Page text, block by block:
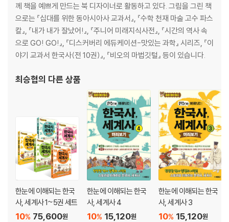
세계사1 - 국제연합 UN - 세계만방에 평화와 안전을…
세계사2 - 중화인민공화국 출범과 마오쩌둥 시대 개막
한국사1 - 해방과 함께 찾아온 비극, 민족 분단
한국사3 - 실패한 반민족행위특별조사위원회(반민특위) 활동
6. 냉전, 미국과 소련의 극한 경쟁 / 제1공화국과 한국전쟁, 그리고 4·19
세계사1 - 냉전의 시작 - 미국과 소련의 대결
세계사2 - 소련 우주선 스푸트니크 발사와 미국의 변화
한국사1 - 대한민국 제1공화국이 출범하다
한국사2 - 형제의 심장을 겨눈 총칼 - 6·25전쟁 발발
한국사3 - 권력의 몰락 - 3·15부정선거와 4·19 혁명
7. 미국의 쿠바 봉쇄 · 중동의 화약고와 석유파동 / 5·16군사정변과 군사
께 책을 예쁘게 만드는 북 디자이너로 활동하고 있다. 그림을 그린 책
으로는 『십대를 위한 동아시아사 교과서』, 『수학 천재 마술 고수 파스
칼』, 『내가 내가 잘났어!』, 『주니어 미래지식사전』, 『시간의 역사 속
으로 GO! GO!』, 『디스커버리 에듀케이션-맛있는 과학』 시리즈, 『이
야기 교과서 한국사(전 10권)』, 『비오의 마법깃털』 등이 있습니다.
최승협의 다른 상품
한눈에 이해되는 한국
사, 세계사 1~5권 세트
75,600원
10%
한눈에 이해되는 한국
사, 세계사 4
15,120원
10%
한눈에 이해되는 한국
사, 세계사 3
15,120원
10%